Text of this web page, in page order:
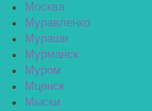
Москва
Муравленко
Мураши
Мурманск
Муром
Мценск
Мыски